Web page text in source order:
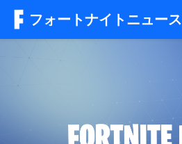
フォートナイトニュース